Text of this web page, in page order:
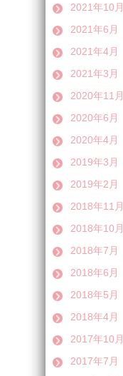
2021年10月
2021年6月
2021年4月
2021年3月
2020年11月
2020年6月
2020年4月
2019年3月
2019年2月
2018年11月
2018年10月
2018年7月
2018年6月
2018年5月
2018年4月
2017年10月
2017年7月